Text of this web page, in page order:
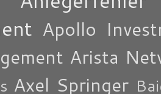
Apollo
Arista
Axel Springer